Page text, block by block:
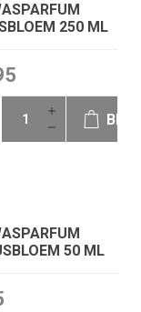
250 ML
50 ML